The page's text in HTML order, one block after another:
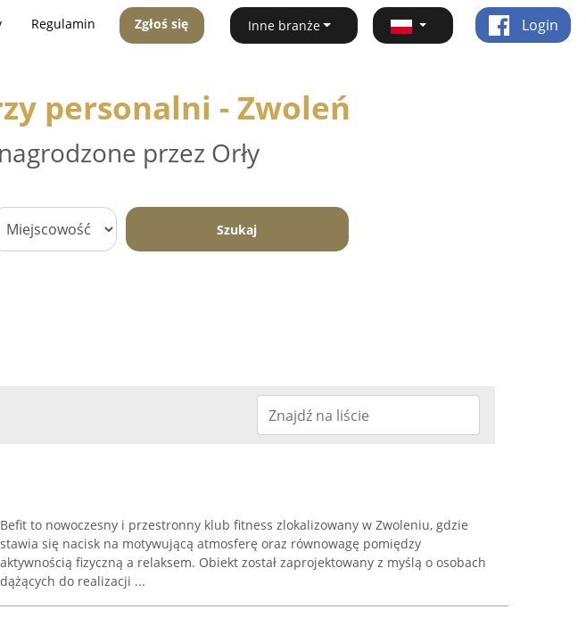
Regulamin Zgłoś się Inne branże Login
personalni - Zwoleń
przez Orły
Szukaj
Befit to nowoczesny i przestronny klub fitness zlokalizowany w Zwoleniu, gdzie
stawia się nacisk na motywującą atmosferę oraz równowagę pomiędzy
aktywnością fizyczną a relaksem. Obiekt został zaprojektowany z myślą o osobach
dążących do realizacji ...